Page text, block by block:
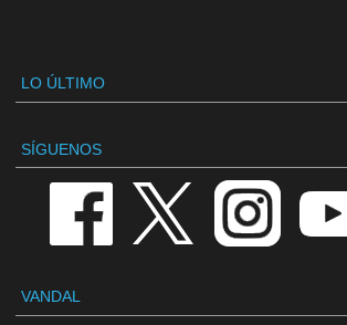
LO ÚLTIMO
SÍGUENOS
VANDAL